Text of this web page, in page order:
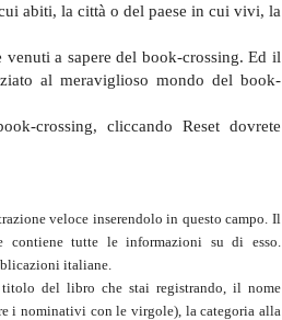
abiti, la città o del paese in cui vivi, la
venuti a sapere del book-crossing. Ed il
al meraviglioso mondo del book-
crossing, cliccando Reset dovrete
veloce inserendolo in questo campo. Il
tutte le informazioni su di esso.
italiane.
del libro che stai registrando, il nome
i nominativi con le virgole), la categoria alla